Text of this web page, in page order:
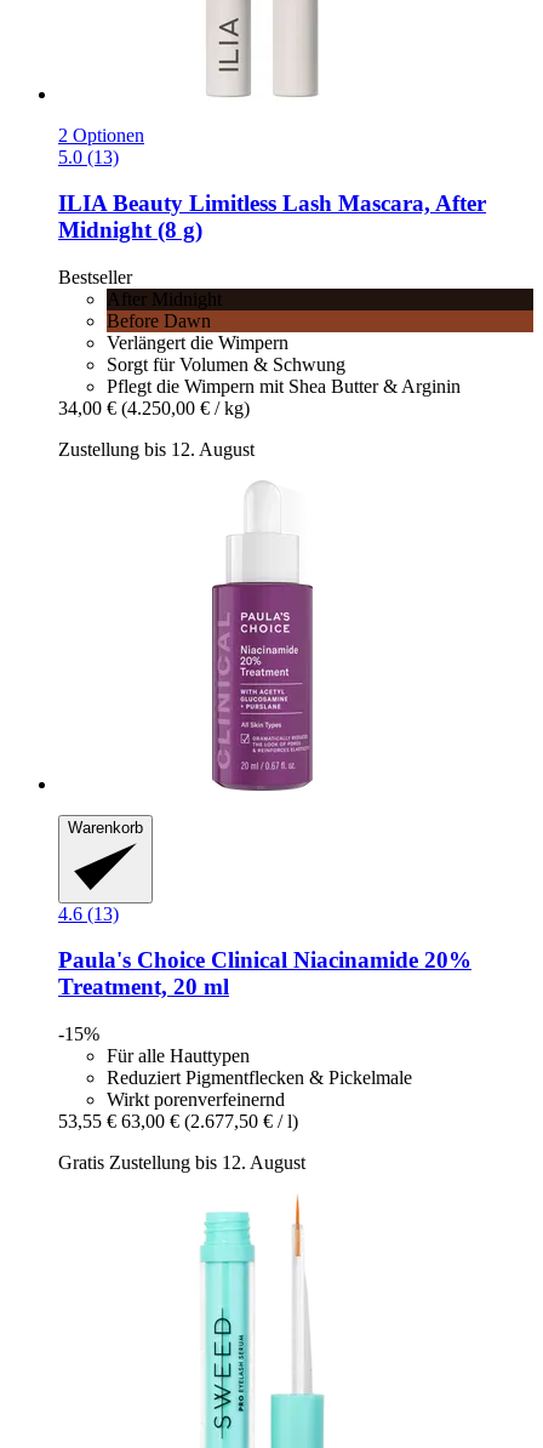
2 Optionen
5.0 (13)
ILIA Beauty Limitless Lash Mascara, After
Midnight (8 g)
Bestseller
After Midnight
Before Dawn
Verlängert die Wimpern
Sorgt für Volumen & Schwung
Pflegt die Wimpern mit Shea Butter & Arginin
34,00 € (4.250,00 € / kg)
Zustellung bis 12. August
Warenkorb
4.6 (13)
Paula's Choice Clinical Niacinamide 20%
Treatment, 20 ml
-15%
Für alle Hauttypen
Reduziert Pigmentflecken & Pickelmale
Wirkt porenverfeinernd
53,55 € 63,00 € (2.677,50 € / l)
Gratis Zustellung bis 12. August